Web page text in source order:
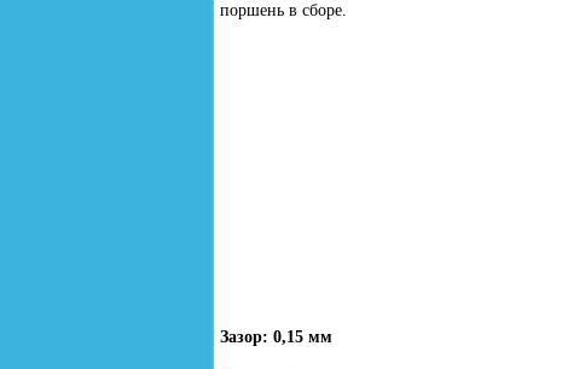
поршень в сборе.
Зазор: 0,15 мм